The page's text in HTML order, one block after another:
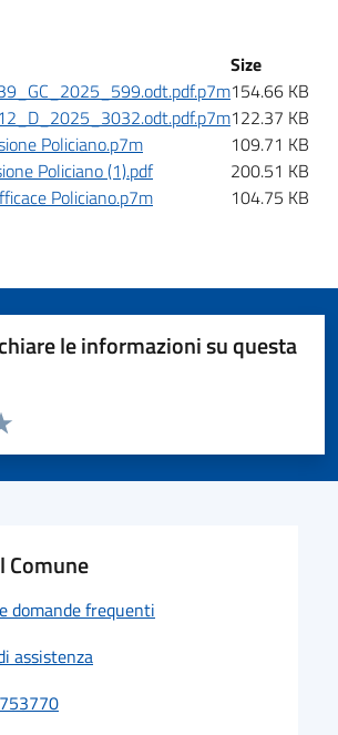
Size
154.66 KB
122.37 KB
Policiano.p7m
109.71 KB
Policiano (1).pdf
200.51 KB
Policiano.p7m
104.75 KB
le informazioni su questa
pagina
5 stelle su 5
4 stelle su 5
su 5
su 5
5
Comune
domande frequenti
assistenza